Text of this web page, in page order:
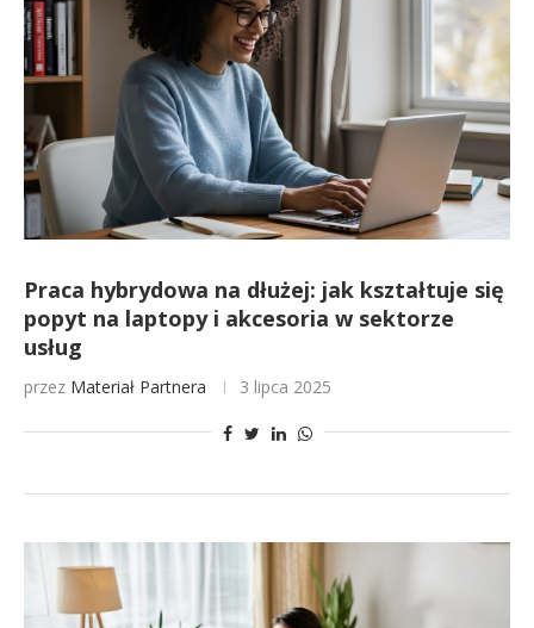
Praca hybrydowa na dłużej: jak kształtuje się
popyt na laptopy i akcesoria w sektorze
usług
przez Materiał Partnera 3 lipca 2025